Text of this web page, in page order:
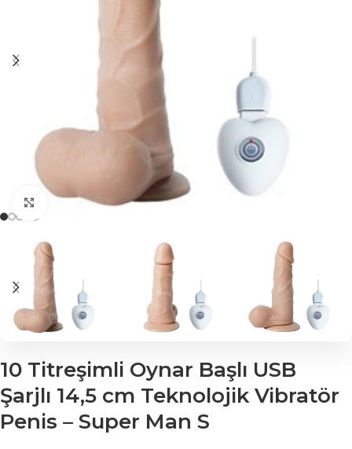
Click to enlarge
10 Titreşimli Oynar Başlı USB
Şarjlı 14,5 cm Teknolojik Vibratör
Penis – Super Man S